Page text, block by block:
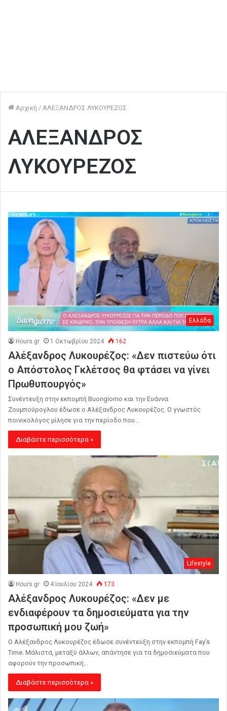
Αρχική / ΑΛΕΞΑΝΔΡΟΣ ΛΥΚΟΥΡΕΖΟΣ
ΑΛΕΞΑΝΔΡΟΣ
ΛΥΚΟΥΡΕΖΟΣ
Ελλάδα
Hours.gr 1 Οκτωβρίου 2024 162
Αλέξανδρος Λυκουρέζος: «Δεν πιστεύω ότι
ο Απόστολος Γκλέτσος θα φτάσει να γίνει
Πρωθυπουργός»
Συνέντευξη στην εκπομπή Buongiorno και την Ευάννα
Ζουμπούρογλου έδωσε ο Αλέξανδρος Λυκουρέζος. Ο γνωστός
ποινικολόγος μίλησε για την περίοδο που…
Διαβάστε περισσότερα »
Lifestyle
Hours.gr 4 Ιουλίου 2024 173
Αλέξανδρος Λυκουρέζος: «Δεν με
ενδιαφέρουν τα δημοσιεύματα για την
προσωπική μου ζωή»
Ο Αλέξανδρος Λυκουρέζος έδωσε συνέντευξη στην εκπομπή Fay’s
Time. Μάλιστα, μεταξύ άλλων, απάντησε για τα δημοσιεύματα που
αφορούν την προσωπική…
Διαβάστε περισσότερα »